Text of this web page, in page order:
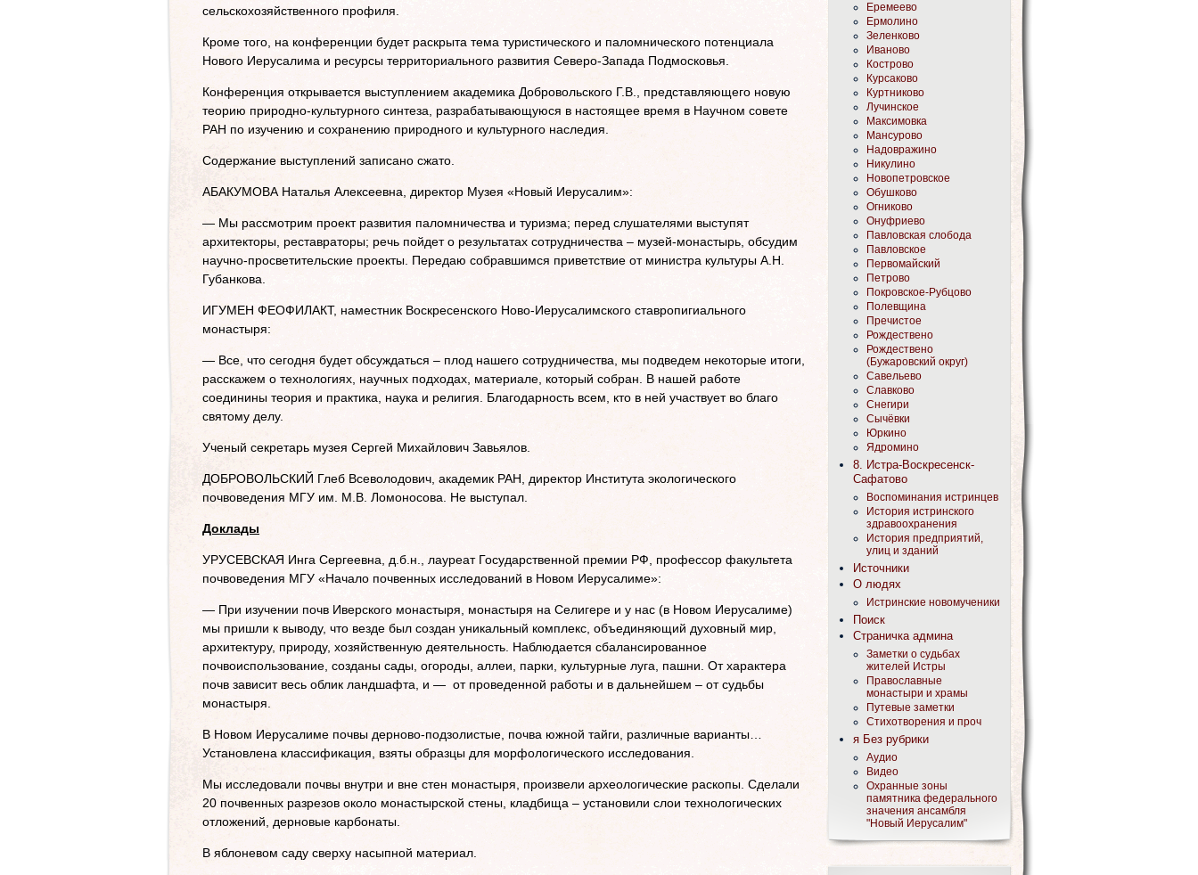
сельскохозяйственного профиля.
Кроме того, на конференции будет раскрыта тема туристического и паломнического потенциала
Нового Иерусалима и ресурсы территориального развития Северо-Запада Подмосковья.
Конференция открывается выступлением академика Добровольского Г.В., представляющего новую
теорию природно-культурного синтеза, разрабатывающуюся в настоящее время в Научном совете
РАН по изучению и сохранению природного и культурного наследия.
Содержание выступлений записано сжато.
АБАКУМОВА Наталья Алексеевна, директор Музея «Новый Иерусалим»:
— Мы рассмотрим проект развития паломничества и туризма; перед слушателями выступят
архитекторы, реставраторы; речь пойдет о результатах сотрудничества – музей-монастырь, обсудим
научно-просветительские проекты. Передаю собравшимся приветствие от министра культуры А.Н.
Губанкова.
ИГУМЕН ФЕОФИЛАКТ, наместник Воскресенского Ново-Иерусалимского ставропигиального
монастыря:
— Все, что сегодня будет обсуждаться – плод нашего сотрудничества, мы подведем некоторые итоги,
расскажем о технологиях, научных подходах, материале, который собран. В нашей работе
соединины теория и практика, наука и религия. Благодарность всем, кто в ней участвует во благо
святому делу.
Ученый секретарь музея Сергей Михайлович Завьялов.
ДОБРОВОЛЬСКИЙ Глеб Всеволодович, академик РАН, директор Института экологического
почвоведения МГУ им. М.В. Ломоносова. Не выступал.
Доклады
УРУСЕВСКАЯ Инга Сергеевна, д.б.н., лауреат Государственной премии РФ, профессор факультета
почвоведения МГУ «Начало почвенных исследований в Новом Иерусалиме»:
— При изучении почв Иверского монастыря, монастыря на Селигере и у нас (в Новом Иерусалиме)
мы пришли к выводу, что везде был создан уникальный комплекс, объединяющий духовный мир,
архитектуру, природу, хозяйственную деятельность. Наблюдается сбалансированное
почвоиспользование, созданы сады, огороды, аллеи, парки, культурные луга, пашни. От характера
почв зависит весь облик ландшафта, и — от проведенной работы и в дальнейшем – от судьбы
монастыря.
В Новом Иерусалиме почвы дерново-подзолистые, почва южной тайги, различные варианты…
Установлена классификация, взяты образцы для морфологического исследования.
Мы исследовали почвы внутри и вне стен монастыря, произвели археологические раскопы. Сделали
20 почвенных разрезов около монастырской стены, кладбища – установили слои технологических
отложений, дерновые карбонаты.
В яблоневом саду сверху насыпной материал.
Еремеево
Ермолино
Зеленково
Иваново
Кострово
Курсаково
Куртниково
Лучинское
Максимовка
Мансурово
Надовражино
Никулино
Новопетровское
Обушково
Огниково
Онуфриево
Павловская слобода
Павловское
Первомайский
Петрово
Покровское-Рубцово
Полевщина
Пречистое
Рождествено
Рождествено
(Бужаровский округ)
Савельево
Славково
Снегири
Сычёвки
Юркино
Ядромино
8. Истра-Воскресенск-
Сафатово
Воспоминания истринцев
История истринского
здравоохранения
История предприятий,
улиц и зданий
Источники
О людях
Истринские новомученики
Поиск
Страничка админа
Заметки о судьбах
жителей Истры
Православные
монастыри и храмы
Путевые заметки
Стихотворения и проч
я Без рубрики
Аудио
Видео
Охранные зоны
памятника федерального
значения ансамбля
"Новый Иерусалим"